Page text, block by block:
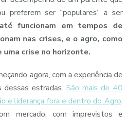
preferem ser “populares” a ser
funcionam em tempos de
nas crises, e o agro, como
crise no horizonte.
agora, com a experiência de
dessas estradas.São mais de 40
e liderança fora e dentro do Agro,
mercado, com imprevistos e